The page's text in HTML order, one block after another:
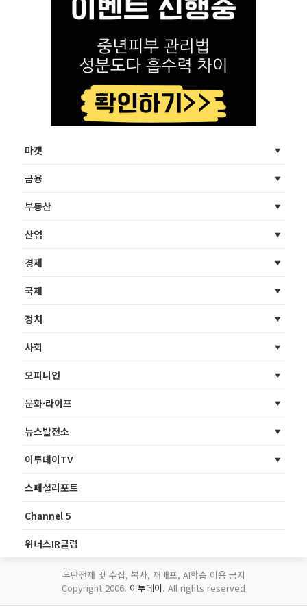
마켓
금융
부동산
산업
경제
국제
정치
사회
오피니언
문화·라이프
뉴스발전소
이투데이TV
스페셜리포트
Channel 5
위너스IR클럽
무단전재 및 수집, 복사, 재배포, AI학습 이용 금지
Copyright 2006. 이투데이. All rights reserved